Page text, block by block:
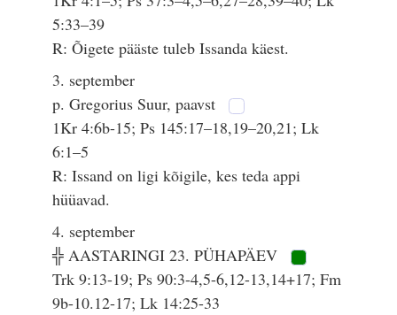
5:33–39
R: Õigete pääste tuleb Issanda käest.
3. september
p. Gregorius Suur, paavst
1Kr 4:6b-15; Ps 145:17–18,19–20,21; Lk
6:1–5
R: Issand on ligi kõigile, kes teda appi
hüüavad.
4. september
╬ AASTARINGI 23. PÜHAPÄEV
Trk 9:13-19; Ps 90:3-4,5-6,12-13,14+17; Fm
9b-10.12-17; Lk 14:25-33